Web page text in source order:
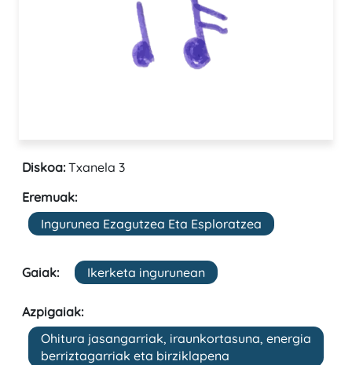
Diskoa:Txanela 3
Eremuak:
Ingurunea Ezagutzea Eta Esploratzea
Gaiak: Ikerketa ingurunean
Azpigaiak:
Ohitura jasangarriak, iraunkortasuna, energia
berriztagarriak eta birziklapena